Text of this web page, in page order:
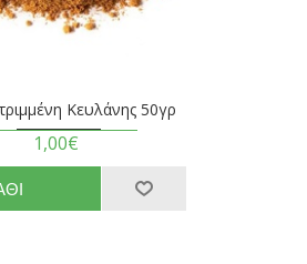
Κευλάνης 50γρ
1,00€